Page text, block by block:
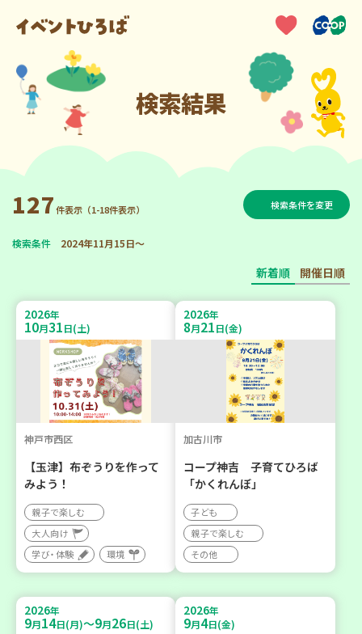
検索結果
127件表示（1-18件表示） 検索条件を変更
検索条件 2024年11月15日～
新着順 開催日順
2026年
10月31日(土)
神戸市西区
【玉津】布ぞうりを作って
みよう！
親子で楽しむ
大人向け
学び・体験
環境
2026年
8月21日(金)
加古川市
コープ神吉 子育てひろば
「かくれんぼ」
子ども
親子で楽しむ
その他
2026年
9月14日(月)～9月26日(土)
2026年
9月4日(金)